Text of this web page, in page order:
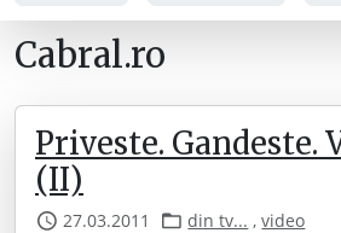
Cabral.ro
Priveste. Gandeste.
(II)
27.03.2011 din tv... ,video